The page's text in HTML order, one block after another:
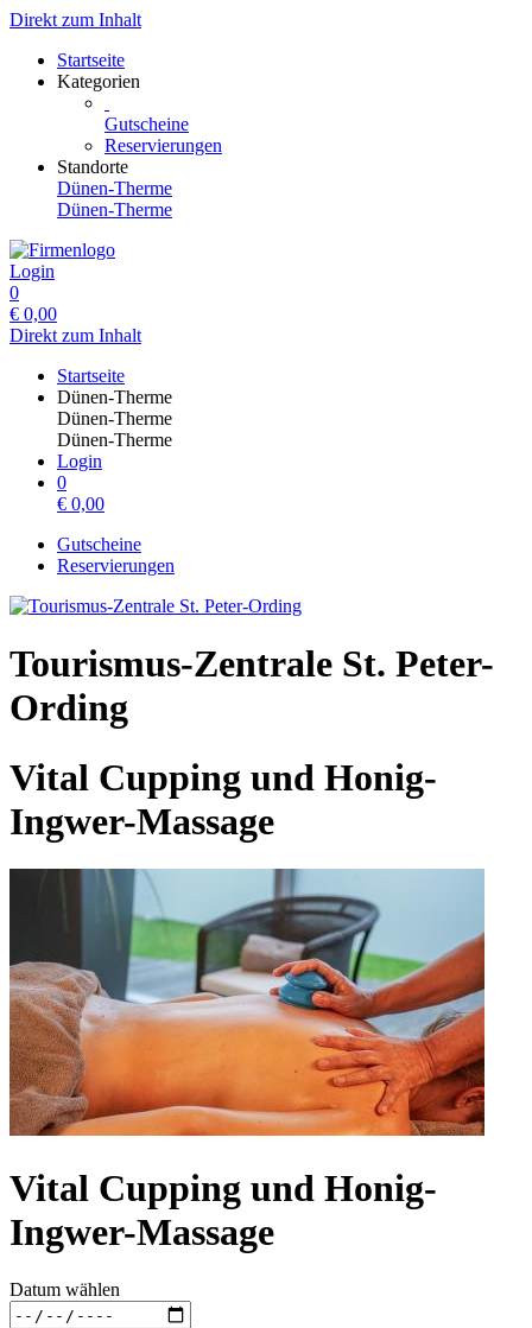
Direkt zum Inhalt
Startseite
Kategorien
Gutscheine
Reservierungen
Standorte
Dünen-Therme
Dünen-Therme
Login
0
€ 0,00
Direkt zum Inhalt
Startseite
Dünen-Therme
Dünen-Therme
Dünen-Therme
Login
0
€ 0,00
Gutscheine
Reservierungen
Tourismus-Zentrale St. Peter-
Ording
Vital Cupping und Honig-
Ingwer-Massage
Vital Cupping und Honig-
Ingwer-Massage
Datum wählen